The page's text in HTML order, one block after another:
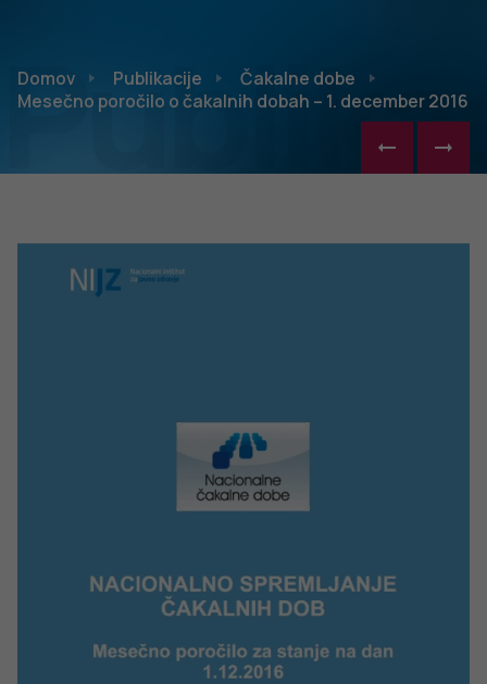
Domov Publikacije
Čakalne dobe
Mesečno poročilo o čakalnih dobah – 1. december 2016